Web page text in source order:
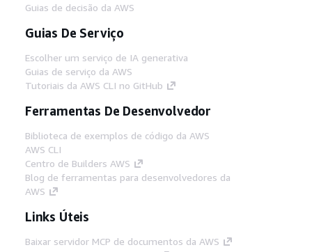
Guias de decisão da AWS
Guias De Serviço
Escolher um serviço de IA generativa
Guias de serviço da AWS
Tutoriais da AWS CLI no GitHub
Ferramentas De Desenvolvedor
Biblioteca de exemplos de código da AWS
AWS CLI
Centro de Builders AWS
Blog de ferramentas para desenvolvedores da
AWS
Links Úteis
Baixar servidor MCP de documentos da AWS